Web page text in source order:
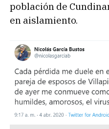
población de
en aislamiento.